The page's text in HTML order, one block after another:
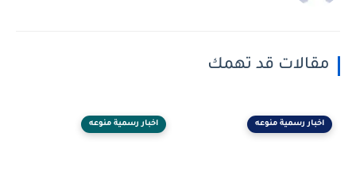
مقالات قد تهمك
اخبار رسمية منوعه اخبار رسمية منوعه